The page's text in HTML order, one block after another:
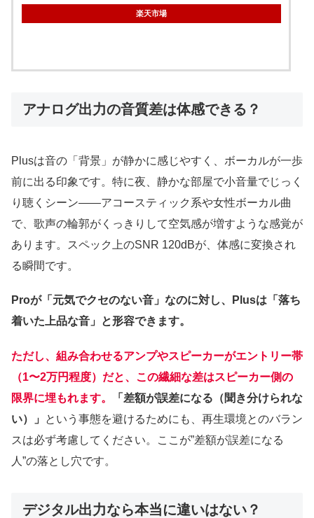
楽天市場
アナログ出力の音質差は体感できる？
Plusは音の「背景」が静かに感じやすく、ボーカルが一歩
前に出る印象です。特に夜、静かな部屋で小音量でじっく
り聴くシーン——アコースティック系や女性ボーカル曲
で、歌声の輪郭がくっきりして空気感が増すような感覚が
あります。スペック上のSNR 120dBが、体感に変換され
る瞬間です。
Proが「元気でクセのない音」なのに対し、Plusは「落ち
着いた上品な音」と形容できます。
ただし、組み合わせるアンプやスピーカーがエントリー帯
（1〜2万円程度）だと、この繊細な差はスピーカー側の
限界に埋もれます。
「差額が誤差になる（聞き分けられな
い）」
という事態を避けるためにも、再生環境とのバラン
スは必ず考慮してください。ここが”差額が誤差になる
人”の落とし穴です。
デジタル出力なら本当に違いはない？